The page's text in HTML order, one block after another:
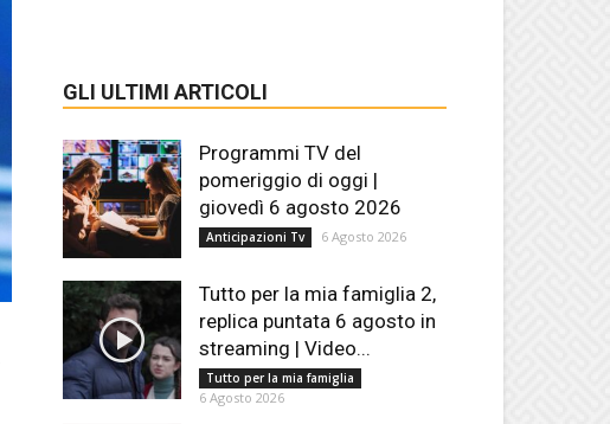
GLI ULTIMI ARTICOLI
Programmi TV del
pomeriggio di oggi |
giovedì 6 agosto 2026
Anticipazioni Tv 6 Agosto 2026
Tutto per la mia famiglia 2,
replica puntata 6 agosto in
streaming | Video...
Tutto per la mia famiglia
6 Agosto 2026